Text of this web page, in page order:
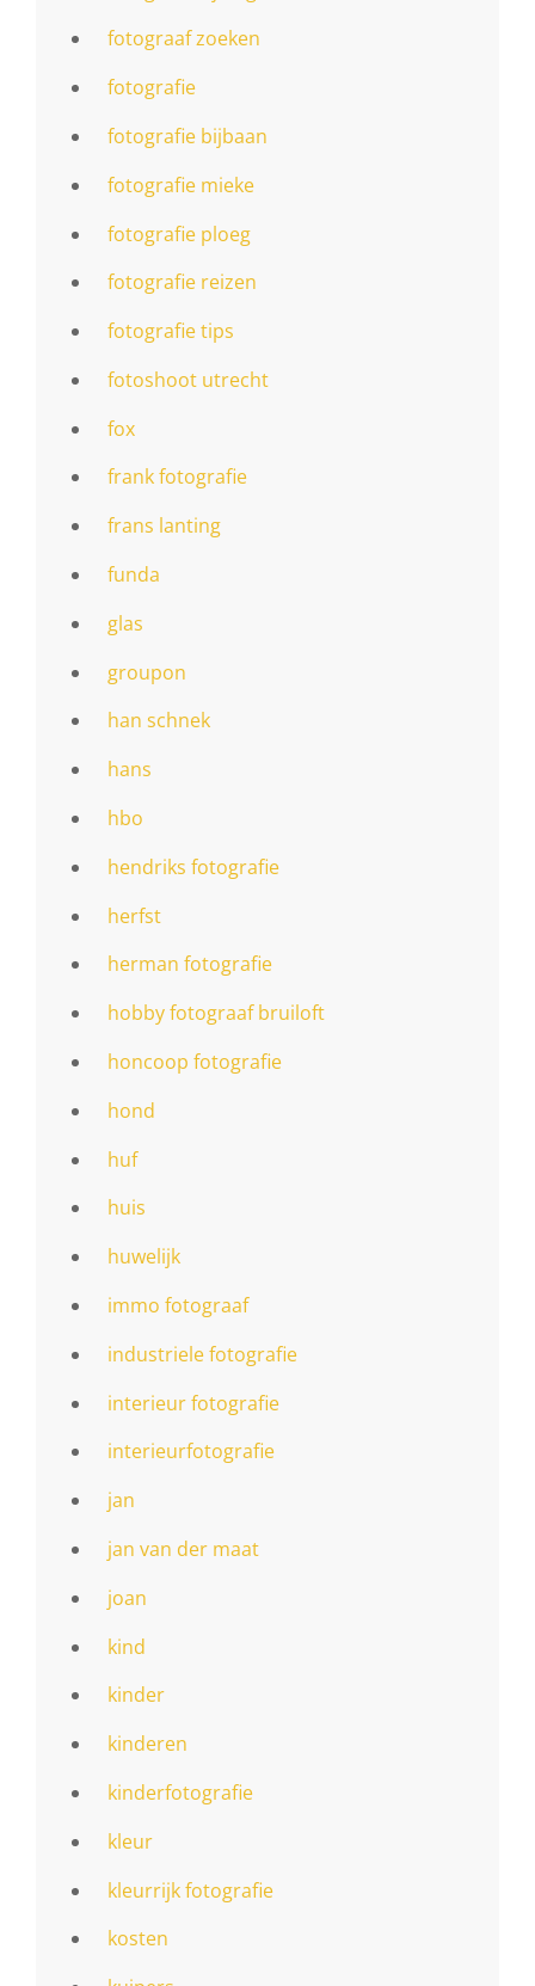
fotograaf zoeken
fotografie
fotografie bijbaan
fotografie mieke
fotografie ploeg
fotografie reizen
fotografie tips
fotoshoot utrecht
fox
frank fotografie
frans lanting
funda
glas
groupon
han schnek
hans
hbo
hendriks fotografie
herfst
herman fotografie
hobby fotograaf bruiloft
honcoop fotografie
hond
huf
huis
huwelijk
immo fotograaf
industriele fotografie
interieur fotografie
interieurfotografie
jan
jan van der maat
joan
kind
kinder
kinderen
kinderfotografie
kleur
kleurrijk fotografie
kosten